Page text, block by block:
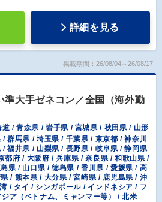
詳細を見る
掲載期間：26/08/04～26/08/17
準大手ゼネコン／全国（海外勤
道 / 青森県 / 岩手県 / 宮城県 / 秋田県 / 山形
群馬県 / 埼玉県 / 千葉県 / 東京都 / 神奈川
福井県 / 山梨県 / 長野県 / 岐阜県 / 静岡県
都府 / 大阪府 / 兵庫県 / 奈良県 / 和歌山県 /
県 / 山口県 / 徳島県 / 香川県 / 愛媛県 / 高
/ 熊本県 / 大分県 / 宮崎県 / 鹿児島県 / 沖
/ タイ / シンガポール / インドネシア / フ
ア（ベトナム、ミャンマー等） / 北米